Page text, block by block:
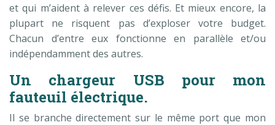
et qui m’aident à relever ces défis. Et mieux encore, la
plupart ne risquent pas d’exploser votre budget.
Chacun d’entre eux fonctionne en parallèle et/ou
indépendamment des autres.
Un chargeur USB pour mon
fauteuil électrique.
Il se branche directement sur le même port que mon